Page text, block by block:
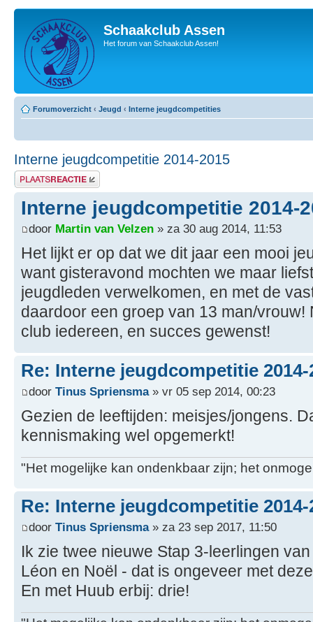
Schaakclub Assen
Het forum van Schaakclub Assen!
Forumoverzicht ‹ Jeugd ‹ Interne jeugdcompetities
Interne jeugdcompetitie 2014-2015
Plaats een reactie
Interne jeugdcompetitie 2014-
door Martin van Velzen » za 30 aug 2014, 11:53
Het lijkt er op dat we dit jaar een mooi
want gisteravond mochten we maar
jeugdleden verwelkomen, en met de
daardoor een groep van 13 man/vrouw!
club iedereen, en succes gewenst!
Re: Interne jeugdcompetitie 2014-
door Tinus Spriensma» vr 05 sep 2014, 00:23
Gezien de leeftijden: meisjes/jongens.
kennismaking wel opgemerkt!
"Het mogelijke kan ondenkbaar zijn; het
Re: Interne jeugdcompetitie 2014-
door Tinus Spriensma» za 23 sep 2017, 11:50
Ik zie twee nieuwe Stap 3-leerlingen
Léon en Noël - dat is ongeveer met
En met Huub erbij: drie!